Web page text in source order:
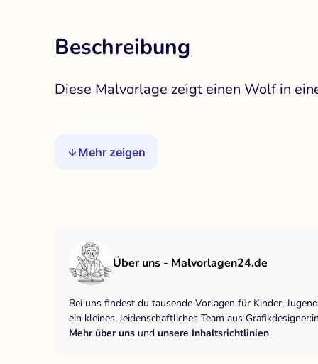
Beschreibung
Diese Malvorlage zeigt einen Wolf in
Mehr zeigen
Über uns - Malvorlagen24.de
Bei uns findest du tausende Vorlagen für Kinder,
ein kleines, leidenschaftliches Team aus
Mehr über uns und unsere Inhaltsrichtlinien.